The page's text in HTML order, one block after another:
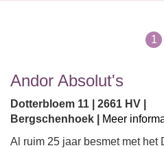
1
Andor Absolut's
Dotterbloem 11 | 2661 HV |
Bergschenhoek |
Meer
Al ruim 25 jaar besmet met het